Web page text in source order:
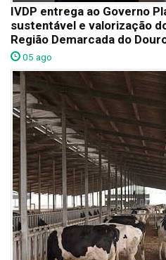
IVDP entrega ao Governo
sustentável e valorização
Região Demarcada do
05 ago